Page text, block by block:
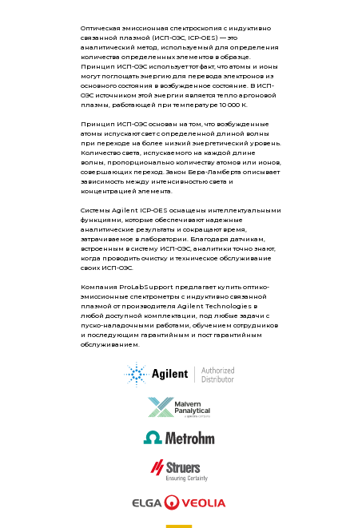
Оптическая эмиссионная спектроскопия с индуктивно
связанной плазмой (ИСП-ОЭС, ICP-OES) — это
аналитический метод, используемый для определения
количества определенных элементов в образце.
Принцип ИСП-ОЭС использует тот факт, что атомы и ионы
могут поглощать энергию для перевода электронов из
основного состояния в возбужденное состояние. В ИСП-
ОЭС источником этой энергии является тепло аргоновой
плазмы, работающей при температуре 10 000 К.
Принцип ИСП-ОЭС основан на том, что возбужденные
атомы испускают свет с определенной длиной волны
при переходе на более низкий энергетический уровень.
Количество света, испускаемого на каждой длине
волны, пропорционально количеству атомов или ионов,
совершающих переход. Закон Бера-Ламберта описывает
зависимость между интенсивностью света и
концентрацией элемента.
Системы Agilent ICP-OES оснащены интеллектуальными
функциями, которые обеспечивают надежные
аналитические результаты и сокращают время,
затрачиваемое в лаборатории. Благодаря датчикам,
встроенным в систему ИСП-ОЭС, аналитики точно знают,
когда проводить очистку и техническое обслуживание
своих ИСП-ОЭС.
Компания ProLabSupport предлагает купить оптико-
эмиссионные спектрометры c индуктивно связанной
плазмой от производителя Agilent Technologies в
любой доступной комплектации, под любые задачи с
пуско-наладочными работами, обучением сотрудников
и последующим гарантийным и пост гарантийным
обслуживанием.